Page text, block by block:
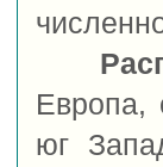
Европа,
юг